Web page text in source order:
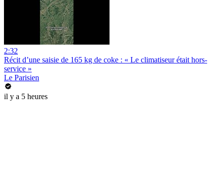
2:32
Récit d’une saisie de 165 kg de coke : « Le climatiseur était hors-
service »
Le Parisien
il y a 5 heures